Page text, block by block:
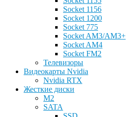
Socket 1156
Socket 1200
Socket 775
Socket AM3/AM3+
Socket AM4
Socket FM2
Телевизоры
Видеокарты Nvidia
Nvidia RTX
Жесткие диски
M2
SATA